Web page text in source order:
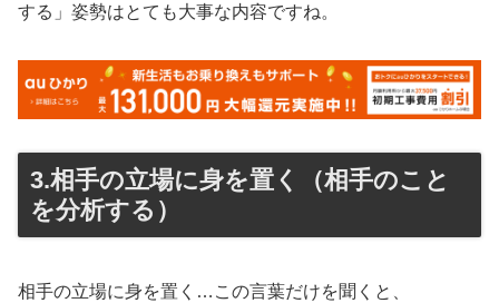
する」姿勢はとても大事な内容ですね。
3.相手の立場に身を置く（相手のこと
を分析する）
相手の立場に身を置く…この言葉だけを聞くと、